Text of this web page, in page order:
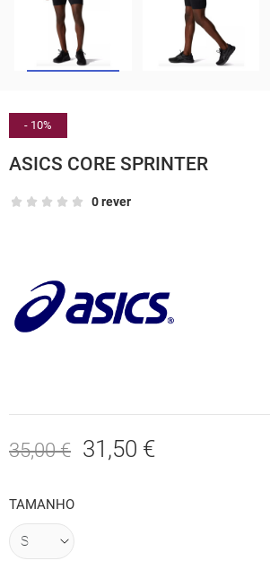
- 10%
ASICS CORE SPRINTER
0 rever
35,00 € 31,50 €
TAMANHO